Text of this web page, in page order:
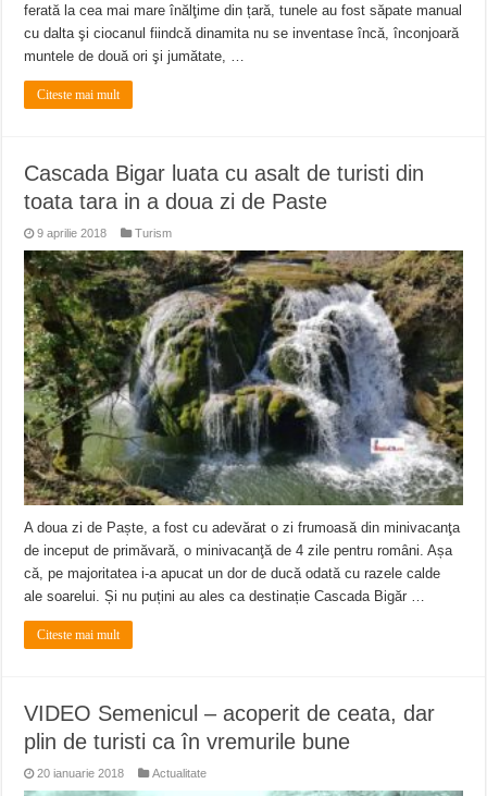
ferată la cea mai mare înălţime din țară, tunele au fost săpate manual
cu dalta şi ciocanul fiindcă dinamita nu se inventase încă, înconjoară
muntele de două ori şi jumătate, …
Citeste mai mult
Cascada Bigar luata cu asalt de turisti din
toata tara in a doua zi de Paste
9 aprilie 2018 Turism
A doua zi de Paște, a fost cu adevărat o zi frumoasă din minivacanţa
de inceput de primăvară, o minivacanţă de 4 zile pentru români. Așa
că, pe majoritatea i-a apucat un dor de ducă odată cu razele calde
ale soarelui. Și nu puțini au ales ca destinație Cascada Bigăr …
Citeste mai mult
VIDEO Semenicul – acoperit de ceata, dar
plin de turisti ca în vremurile bune
20 ianuarie 2018 Actualitate